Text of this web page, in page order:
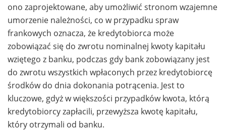
ono zaprojektowane, aby umożliwić stronom wzajemne
umorzenie należności, co w przypadku spraw
frankowych oznacza, że kredytobiorca może
zobowiązać się do zwrotu nominalnej kwoty kapitału
wziętego z banku, podczas gdy bank zobowiązany jest
do zwrotu wszystkich wpłaconych przez kredytobiorcę
środków do dnia dokonania potrącenia. Jest to
kluczowe, gdyż w większości przypadków kwota, którą
kredytobiorcy zapłacili, przewyższa kwotę kapitału,
który otrzymali od banku.